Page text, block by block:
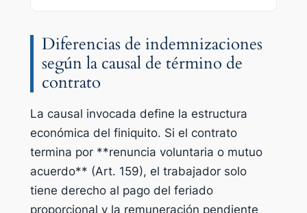
Diferencias de indemnizaciones
según la causal de término de
contrato
La causal invocada define la estructura
económica del finiquito. Si el contrato
termina por **renuncia voluntaria o mutuo
acuerdo** (Art. 159), el trabajador solo
tiene derecho al pago del feriado
proporcional y la remuneración pendiente